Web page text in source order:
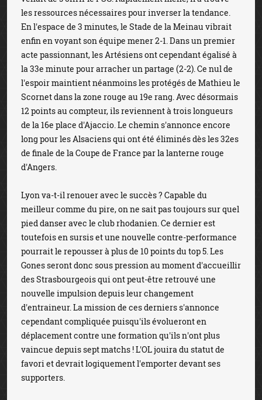
les ressources nécessaires pour inverser la tendance.
En l'espace de 3 minutes, le Stade de la Meinau vibrait
enfin en voyant son équipe mener 2-1. Dans un premier
acte passionnant, les Artésiens ont cependant égalisé à
la 33e minute pour arracher un partage (2-2). Ce nul de
l'espoir maintient néanmoins les protégés de Mathieu le
Scornet dans la zone rouge au 19e rang. Avec désormais
12 points au compteur, ils reviennent à trois longueurs
de la 16e place d'Ajaccio. Le chemin s'annonce encore
long pour les Alsaciens qui ont été éliminés dès les 32es
de finale de la Coupe de France par la lanterne rouge
d'Angers.
Lyon va-t-il renouer avec le succès ? Capable du
meilleur comme du pire, on ne sait pas toujours sur quel
pied danser avec le club rhodanien. Ce dernier est
toutefois en sursis et une nouvelle contre-performance
pourrait le repousser à plus de 10 points du top 5. Les
Gones seront donc sous pression au moment d'accueillir
des Strasbourgeois qui ont peut-être retrouvé une
nouvelle impulsion depuis leur changement
d'entraineur. La mission de ces derniers s'annonce
cependant compliquée puisqu'ils évolueront en
déplacement contre une formation qu'ils n'ont plus
vaincue depuis sept matchs ! L'OL jouira du statut de
favori et devrait logiquement l'emporter devant ses
supporters.